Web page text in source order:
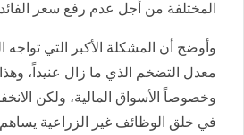
المختلفة من أجل عدم رفع سعر
وأوضح أن المشكلة الأكبر التي تواجه
معدل التضخم الذي ما زال عنيداً،
وخصوصاً الأسواق المالية، ولكن
في خلق الوظائف غير الزراعية